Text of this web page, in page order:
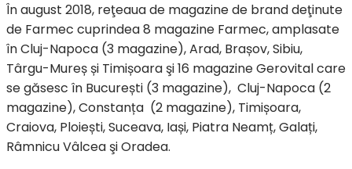
În august 2018, reţeaua de magazine de brand deţinute
de Farmec cuprindea 8 magazine Farmec, amplasate
în Cluj-Napoca (3 magazine), Arad, Brașov, Sibiu,
Târgu-Mureș și Timișoara şi 16 magazine Gerovital care
se găsesc în București (3 magazine), Cluj-Napoca (2
magazine), Constanța (2 magazine), Timișoara,
Craiova, Ploiești, Suceava, Iași, Piatra Neamț, Galați,
Râmnicu Vâlcea şi Oradea.